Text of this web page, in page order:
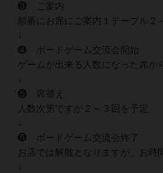
❸ ご案内
順番にお席にご案内１テーブル２
↓
❹ ボードゲーム交流会開始
ゲームが出来る人数になった席か
↓
❺ 席替え
人数次第ですが２～３回を予定
↓
❻ ボードゲーム交流会終了
お店では解散となりますが、お
↓